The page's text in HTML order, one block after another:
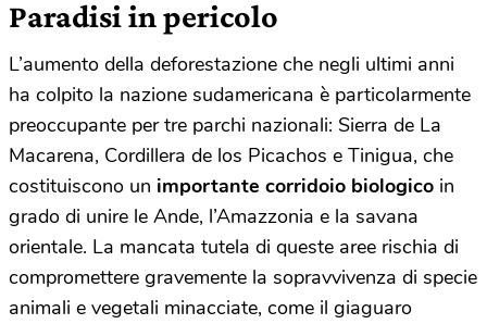
Paradisi in pericolo
L’aumento della deforestazione che negli ultimi anni
ha colpito la nazione sudamericana è particolarmente
preoccupante per tre parchi nazionali: Sierra de La
Macarena, Cordillera de los Picachos e Tinigua, che
costituiscono un importante corridoio biologico in
grado di unire le Ande, l’Amazzonia e la savana
orientale. La mancata tutela di queste aree rischia di
compromettere gravemente la sopravvivenza di specie
animali e vegetali minacciate, come il giaguaro